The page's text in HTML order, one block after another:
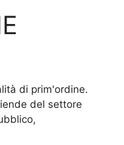
di prim'ordine.
del settore